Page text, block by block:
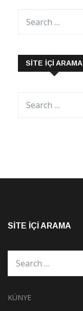
SITE İÇI ARAMA
SITE İÇI ARAMA
KÜNYE